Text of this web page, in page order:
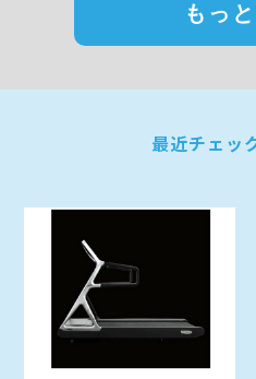
もっ
最近チェッ